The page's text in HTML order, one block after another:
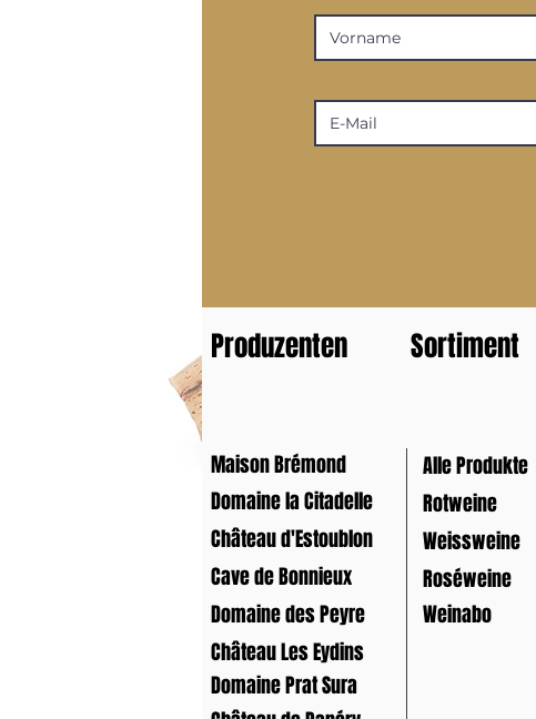
Produzenten Sortiment
Maison Brémond
Domaine la Citadelle
Château d'Estoublon
Cave de Bonnieux
Domaine des Peyre
Château Les Eydins
Domaine Prat Sura
Alle Produkte
Rotweine
Weissweine
Roséweine
Weinabo